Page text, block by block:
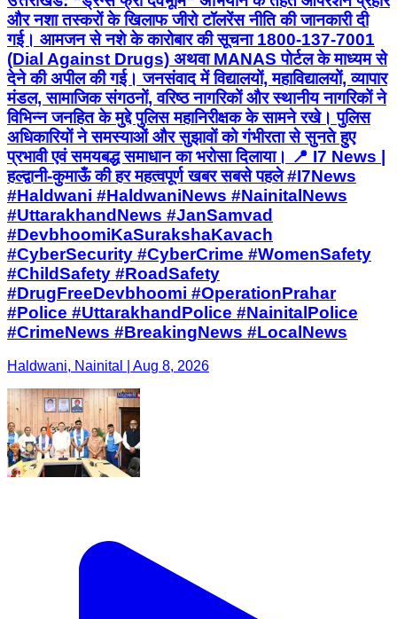
और नशा तस्करों के खिलाफ जीरो टॉलरेंस नीति की जानकारी दी
गई। आमजन से नशे के कारोबार की सूचना 1800-137-7001
(Dial Against Drugs) अथवा MANAS पोर्टल के माध्यम से
देने की अपील की गई। जनसंवाद में विद्यालयों, महाविद्यालयों, व्यापार
मंडल, सामाजिक संगठनों, वरिष्ठ नागरिकों और स्थानीय नागरिकों ने
विभिन्न जनहित के मुद्दे पुलिस महानिरीक्षक के सामने रखे। पुलिस
अधिकारियों ने समस्याओं और सुझावों को गंभीरता से सुनते हुए
प्रभावी एवं समयबद्ध समाधान का भरोसा दिलाया। 📍 I7 News |
हल्द्वानी-कुमाऊँ की हर महत्वपूर्ण खबर सबसे पहले #I7News
#Haldwani #HaldwaniNews #NainitalNews
#UttarakhandNews #JanSamvad
#DevbhoomiKaSurakshaKavach
#CyberSecurity #CyberCrime #WomenSafety
#ChildSafety #RoadSafety
#DrugFreeDevbhoomi #OperationPrahar
#Police #UttarakhandPolice #NainitalPolice
#CrimeNews #BreakingNews #LocalNews
Haldwani, Nainital | Aug 8, 2026